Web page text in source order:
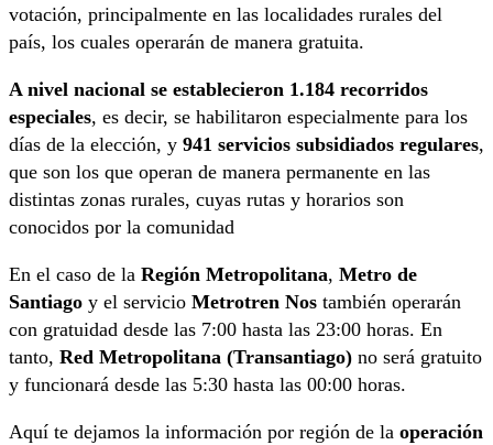
votación, principalmente en las localidades rurales del
país, los cuales operarán de manera gratuita.
A nivel nacional se establecieron 1.184 recorridos
especiales, es decir, se habilitaron especialmente para los
días de la elección, y 941 servicios subsidiados regulares,
que son los que operan de manera permanente en las
distintas zonas rurales, cuyas rutas y horarios son
conocidos por la comunidad
En el caso de la Región Metropolitana, Metro de
Santiago y el servicio Metrotren Nos también operarán
con gratuidad desde las 7:00 hasta las 23:00 horas. En
tanto, Red Metropolitana (Transantiago) no será gratuito
y funcionará desde las 5:30 hasta las 00:00 horas.
Aquí te dejamos la información por región de la operación